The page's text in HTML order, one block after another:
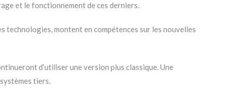
et le fonctionnement de ces derniers.
technologies, montent en compétences sur les nouvelles
d’utiliser une version plus classique. Une
tiers.